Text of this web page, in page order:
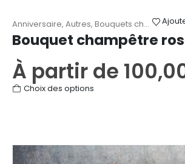
Anniversaire, Autres, Bouquets champêtres
Bouquet champêtre
À partir de
Choix des options
variations.
Les